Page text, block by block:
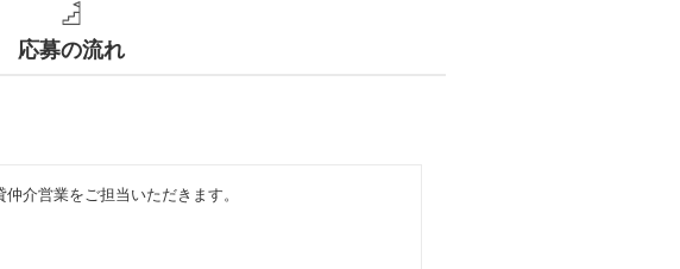
応募の流れ
介営業をご担当いただきます。